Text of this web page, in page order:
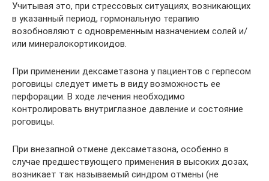
Учитывая это, при стрессовых ситуациях, возникающих
в указанный период, гормональную терапию
возобновляют с одновременным назначением солей и/
или минералокортикоидов.
При применении дексаметазона у пациентов с герпесом
роговицы следует иметь в виду возможность ее
перфорации. В ходе лечения необходимо
контролировать внутриглазное давление и состояние
роговицы.
При внезапной отмене дексаметазона, особенно в
случае предшествующего применения в высоких дозах,
возникает так называемый синдром отмены (не